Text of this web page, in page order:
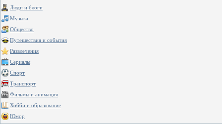
Люди и блоги
Музыка
Общество
Путешествия и события
Развлечения
Сериалы
Спорт
Транспорт
Фильмы и анимация
Хобби и образование
Юмор